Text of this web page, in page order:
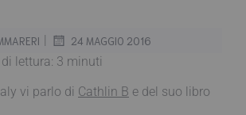
| 24 MAGGIO 2016
lettura: 3 minuti
vi parlo di Cathlin B e del suo libro